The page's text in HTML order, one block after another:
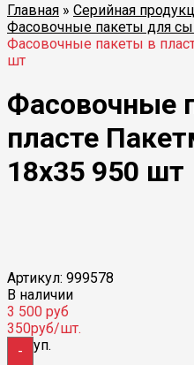
Главная » Серийная
Фасовочные пакеты для
Фасовочные пакеты в
шт
Фасовочные
пласте
18х35 950 шт
Артикул: 999578
В наличии
3 500 руб
350руб/шт.
-
уп.